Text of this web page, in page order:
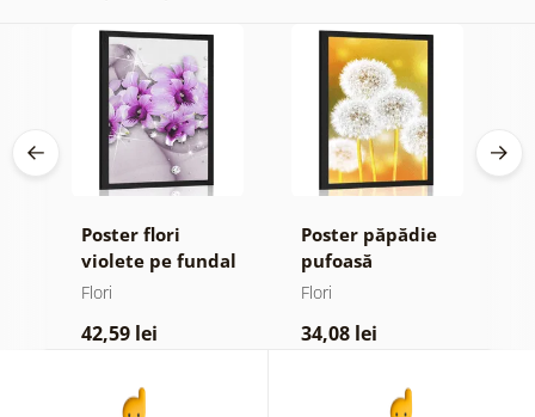
Poster flori
violete pe fundal
abstract
Flori
42,59 lei
Poster păpădie
pufoasă
Flori
34,08 lei